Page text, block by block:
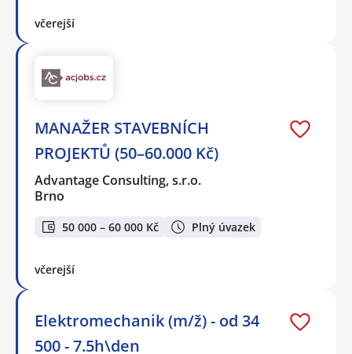
včerejší
MANAŽER STAVEBNÍCH
PROJEKTŮ (50–60.000 Kč)
Advantage Consulting, s.r.o.
Brno
50 000 – 60 000 Kč Plný úvazek
včerejší
Elektromechanik (m/ž) - od 34
500 - 7.5h\den